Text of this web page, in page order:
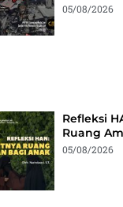
05/08/2026
Refleksi
Ruang
05/08/2026